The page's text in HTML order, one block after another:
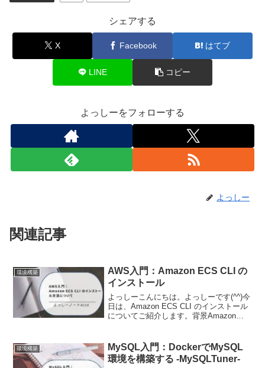
シェアする
X Facebook はてブ
LINE コピー
よっしーをフォローする
よっしー
関連記事
環境構築
AWS入門：Amazon ECS CLI の
インストール
よっしーこんにちは。よっしーです(^^)今
日は、Amazon ECS CLI のインストール
についてご紹介します。背景Amazon
ンストール手順本記事のインス...
環境構築
MySQL入門：DockerでMySQL
環境を構築する -MySQLTuner-